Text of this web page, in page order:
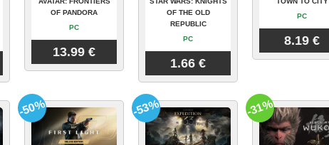
OF PANDORA
PC
13.99 €
OF THE OLD
REPUBLIC
PC
1.66 €
PC
8.19 €
-50% -53% -31%